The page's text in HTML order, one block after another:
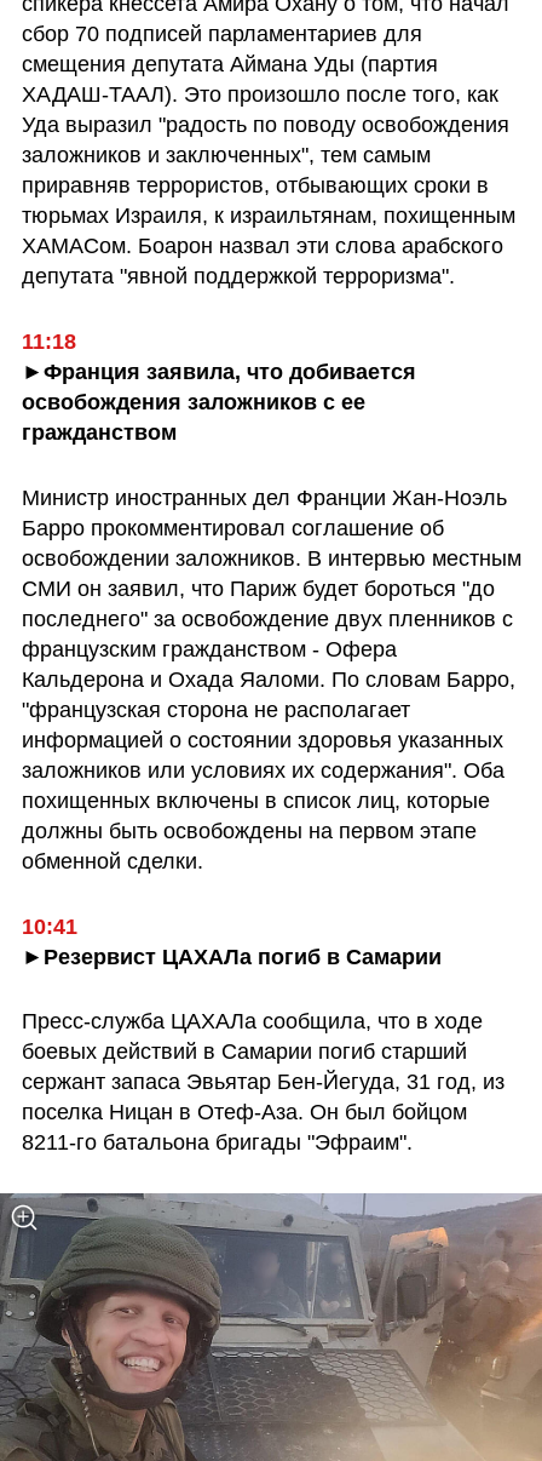
сбор 70 подписей парламентариев для
смещения депутата Аймана Уды (партия
ХАДАШ-ТААЛ). Это произошло после того, как
Уда выразил "радость по поводу освобождения
заложников и заключенных", тем самым
приравняв террористов, отбывающих сроки в
тюрьмах Израиля, к израильтянам, похищенным
ХАМАСом. Боарон назвал эти слова арабского
депутата "явной поддержкой терроризма".
11:18
►Франция заявила, что добивается
освобождения заложников с ее
гражданством
Министр иностранных дел Франции Жан-Ноэль
Барро прокомментировал соглашение об
освобождении заложников. В интервью местным
СМИ он заявил, что Париж будет бороться "до
последнего" за освобождение двух пленников с
французским гражданством - Офера
Кальдерона и Охада Яаломи. По словам Барро,
"французская сторона не располагает
информацией о состоянии здоровья указанных
заложников или условиях их содержания". Оба
похищенных включены в список лиц, которые
должны быть освобождены на первом этапе
обменной сделки.
10:41
►Резервист ЦАХАЛа погиб в Самарии
Пресс-служба ЦАХАЛа сообщила, что в ходе
боевых действий в Самарии погиб старший
сержант запаса Эвьятар Бен-Йегуда, 31 год, из
поселка Ницан в Отеф-Аза. Он был бойцом
8211-го батальона бригады "Эфраим".